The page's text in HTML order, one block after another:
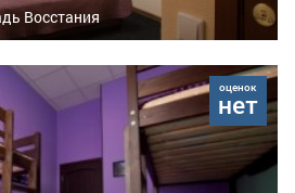
Восстания
оценок
нет